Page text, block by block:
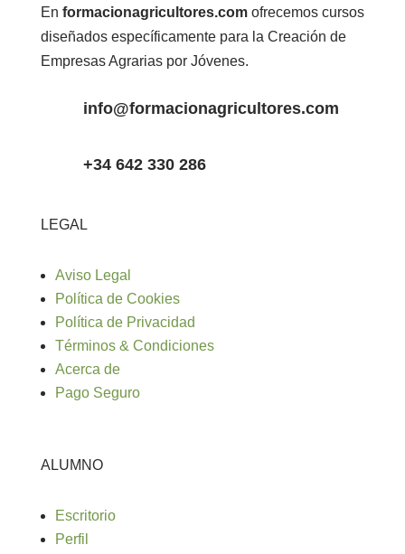
En formacionagricultores.comofrecemos cursos
diseñados específicamente para la Creación de
Empresas Agrarias por Jóvenes.
info@formacionagricultores.com
+34 642 330 286
LEGAL
Aviso Legal
Política de Cookies
Política de Privacidad
Términos & Condiciones
Acerca de
Pago Seguro
ALUMNO
Escritorio
Perfil